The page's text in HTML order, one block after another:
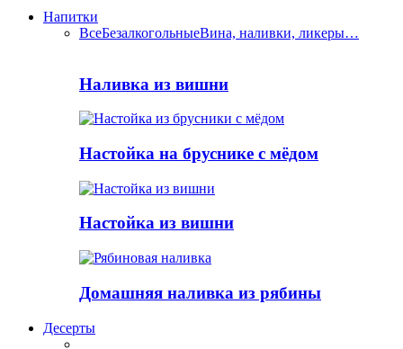
Напитки
ВсеБезалкогольныеВина, наливки, ликеры…
Наливка из вишни
Настойка на бруснике с мёдом
Настойка из вишни
Домашняя наливка из рябины
Десерты